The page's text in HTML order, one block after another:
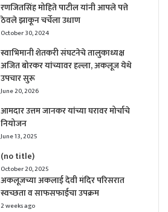
रणजितसिंह मोहिते पाटील यांनी आपले पत्ते
ठेवले झाकून चर्चेला उधाण
October 30, 2024
स्वाभिमानी शेतकरी संघटनेचे तालुकाध्यक्ष
अजित बोरकर यांच्यावर हल्ला, अकलूज येथे
उपचार सुरू
June 20, 2026
आमदार उत्तम जानकर यांच्या घरावर मोर्चाचे
नियोजन
June 13, 2025
(no title)
October 20, 2025
अकलूजच्या अकलाई देवी मंदिर परिसरात
स्वच्छता व साफसफाईचा उपक्रम
2 weeks ago